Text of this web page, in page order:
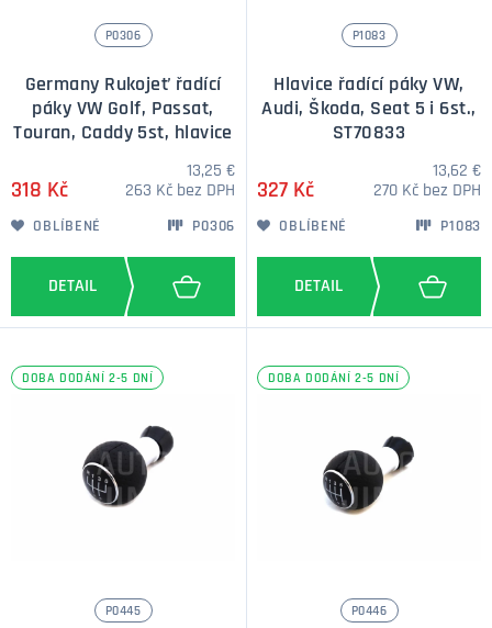
P0306
Germany Rukojeť řadící
páky VW Golf, Passat,
Touran, Caddy 5st, hlavice
318 Kč
13,25 €
263 Kč bez DPH
OBLÍBENÉ P0306
P1083
Hlavice řadící páky VW,
Audi, Škoda, Seat 5 i 6st.,
ST70833
327 Kč
13,62 €
270 Kč bez DPH
OBLÍBENÉ P1083
DOBA DODÁNÍ 2-5 DNÍ
P0445
DOBA DODÁNÍ 2-5 DNÍ
P0446